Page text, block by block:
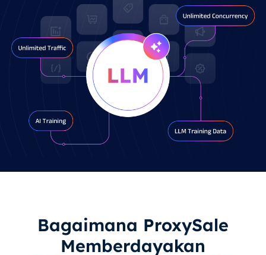
Bagaimana ProxySale
Memberdayakan